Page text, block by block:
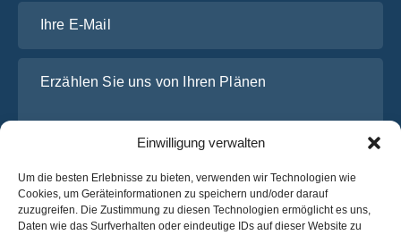
Einwilligung verwalten
Um die besten Erlebnisse zu bieten, verwenden wir Technologien wie
Cookies, um Geräteinformationen zu speichern und/oder darauf
zuzugreifen. Die Zustimmung zu diesen Technologien ermöglicht es uns,
Daten wie das Surfverhalten oder eindeutige IDs auf dieser Website zu